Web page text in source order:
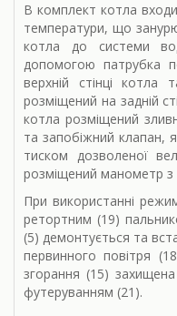
В комплект котла
температури, що
котла до системи
допомогою патрубка
верхній стінці
розміщений на задній
котла розміщений
та запобіжний клапан,
тиском дозволеної
розміщений манометр з
При використанні
ретортним (19)
(5) демонтується та
первинного повітря
згорання (15)
футеруванням (21).